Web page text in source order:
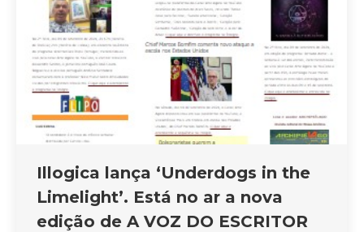
Illogica lança ‘Underdogs in the
Limelight’. Está no ar a nova
edição de A VOZ DO ESCRITOR